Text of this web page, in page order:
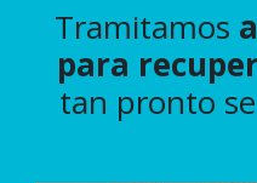
Tramitamos
para
tan pronto